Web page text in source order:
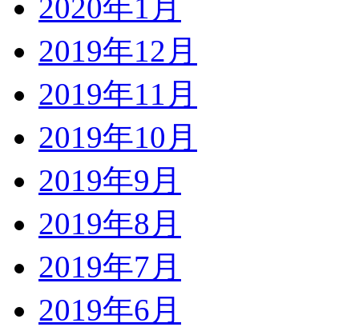
2020年1月
2019年12月
2019年11月
2019年10月
2019年9月
2019年8月
2019年7月
2019年6月